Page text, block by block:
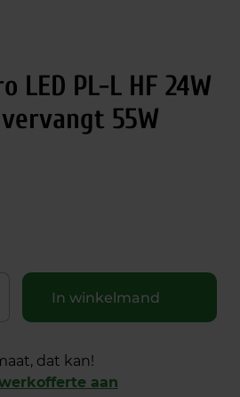
LED PL-L HF 24W
vervangt 55W
In winkelmand
dat kan!
aan